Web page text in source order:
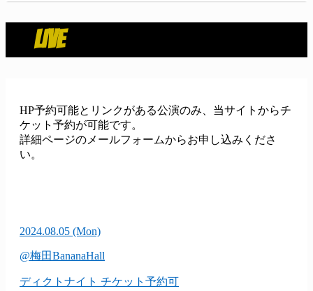
LIVE
HP予約可能とリンクがある公演のみ、当サイトからチ
ケット予約が可能です。
詳細ページのメールフォームからお申し込みくださ
い。
2024.08.05 (Mon)
@梅田BananaHall
ディクトナイト チケット予約可